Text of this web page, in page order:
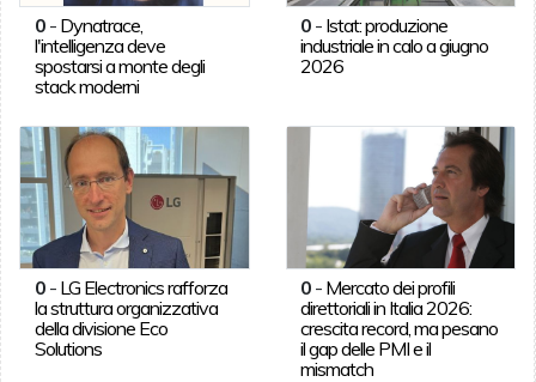
0- Dynatrace,
l'intelligenza deve
spostarsi a monte degli
stack moderni
0 - Istat: produzione
industriale in calo a giugno
2026
0- LG Electronics rafforza
la struttura organizzativa
della divisione Eco
Solutions
0 - Mercato dei profili
direttoriali in Italia 2026:
crescita record, ma pesano
il gap delle PMI e il
mismatch